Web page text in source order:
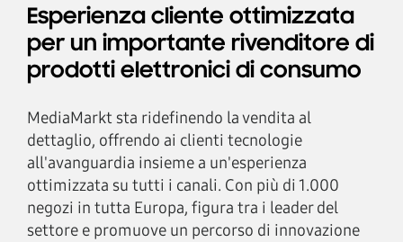
Esperienza cliente ottimizzata
per un importante rivenditore di
prodotti elettronici di consumo
MediaMarkt sta ridefinendo la vendita al
dettaglio, offrendo ai clienti tecnologie
all'avanguardia insieme a un'esperienza
ottimizzata su tutti i canali. Con più di 1.000
negozi in tutta Europa, figura tra i leader del
settore e promuove un percorso di innovazione